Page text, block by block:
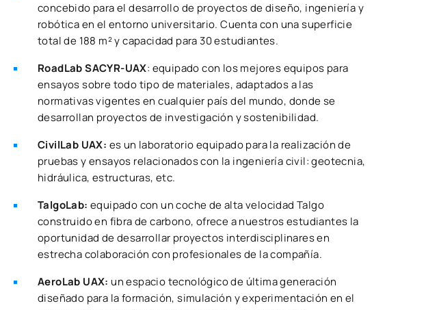
concebido para el desarrollo de proyectos de diseño, ingeniería y
robótica en el entorno universitario. Cuenta con una superficie
total de 188 m² y capacidad para 30 estudiantes.
RoadLab SACYR-UAX: equipado con los mejores equipos para
ensayos sobre todo tipo de materiales, adaptados a las
normativas vigentes en cualquier país del mundo, donde se
desarrollan proyectos de investigación y sostenibilidad.
CivilLab UAX: es un laboratorio equipado para la realización de
pruebas y ensayos relacionados con la ingeniería civil: geotecnia,
hidráulica, estructuras, etc.
TalgoLab: equipado con un coche de alta velocidad Talgo
construido en fibra de carbono, ofrece a nuestros estudiantes la
oportunidad de desarrollar proyectos interdisciplinares en
estrecha colaboración con profesionales de la compañía.
AeroLab UAX: un espacio tecnológico de última generación
diseñado para la formación, simulación y experimentación en el